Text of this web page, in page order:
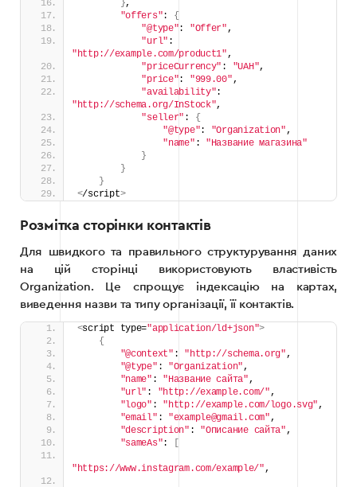
},
"offers": {
"@type": "Offer" ,
"url"
"http://example.com/product1" ,
"priceCurrency" : "UAH",
"price": "999.00" ,
"availability"
"http://schema.org/InStock",
"seller" :
{
"@type": "Organization" ,
"name" : "Название магазина"
}
}
}
</script>
Розмітка сторінки контактів
Для швидкого та правильного структурування даних
на цій сторінці використовують властивість
Organization. Це спрощує індексацію на картах,
виведення назви та типу організації, її контактів.
<script type="application/ld+json">
{
"@context" : "http://schema.org" ,
"@type" : "Organization" ,
"name" : "Название сайта" ,
"url" : "http://example.com/" ,
"logo" : "http://example.com/logo.svg" ,
"email" : "example@gmail.com" ,
"description" : "Описание сайта" ,
"sameAs": [
"https://www.instagram.com/example/" ,